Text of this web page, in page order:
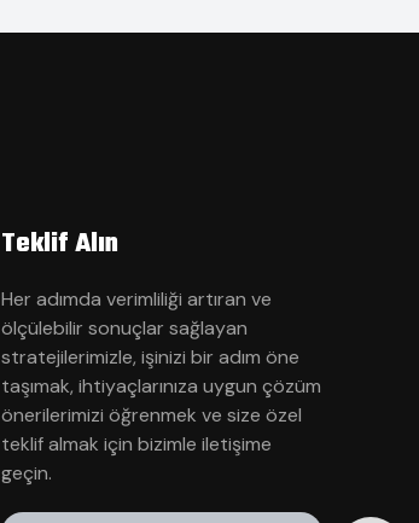
Teklif Alın
Her adımda verimliliği artıran ve
ölçülebilir sonuçlar sağlayan
stratejilerimizle, işinizi bir adım öne
taşımak, ihtiyaçlarınıza uygun çözüm
önerilerimizi öğrenmek ve size özel
teklif almak için bizimle iletişime
geçin.